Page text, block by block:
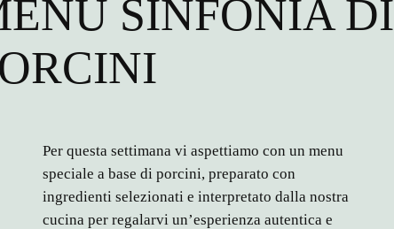
SINFONIA DI
Per questa settimana vi aspettiamo con un menu
speciale a base di porcini, preparato con
ingredienti selezionati e interpretato dalla nostra
cucina per regalarvi un’esperienza autentica e